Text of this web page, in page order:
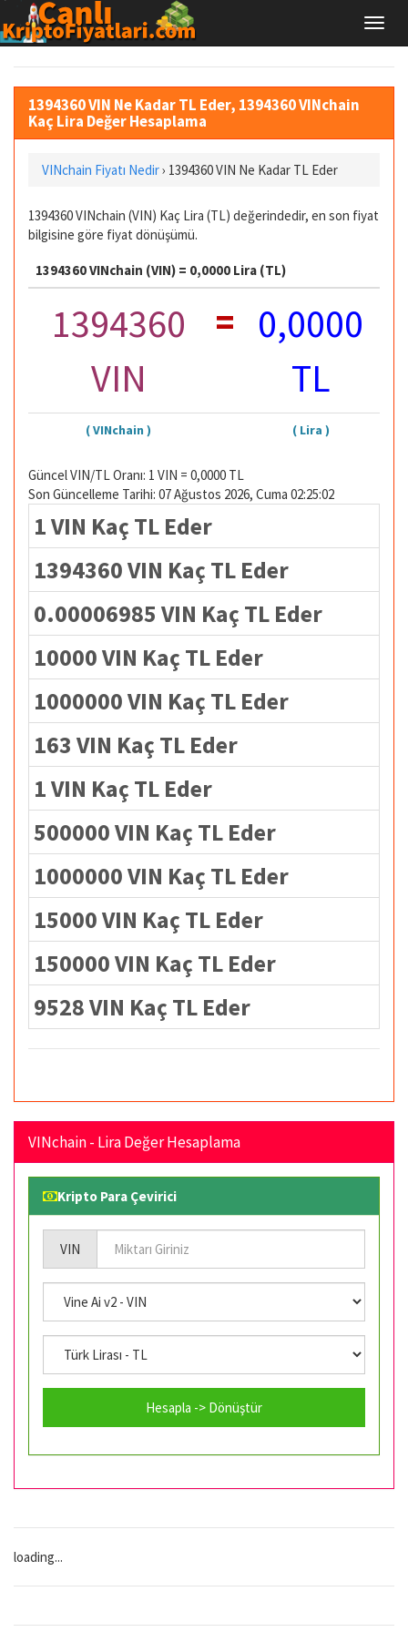
1394360 VIN Ne Kadar TL Eder, 1394360 VINchain
Kaç Lira Değer Hesaplama
VINchain Fiyatı Nedir› 1394360 VIN Ne Kadar TL Eder
1394360 VINchain (VIN) Kaç Lira (TL) değerindedir, en son fiyat
bilgisine göre fiyat dönüşümü.
1394360 VINchain (VIN) = 0,0000 Lira (TL)
1394360
VIN
= 0,0000
TL
( VINchain ) ( Lira )
Güncel VIN/TL Oranı: 1 VIN = 0,0000 TL
Son Güncelleme Tarihi: 07 Ağustos 2026, Cuma 02:25:02
1 VIN Kaç TL Eder
1394360 VIN Kaç TL Eder
0.00006985 VIN Kaç TL Eder
10000 VIN Kaç TL Eder
1000000 VIN Kaç TL Eder
163 VIN Kaç TL Eder
1 VIN Kaç TL Eder
500000 VIN Kaç TL Eder
1000000 VIN Kaç TL Eder
15000 VIN Kaç TL Eder
150000 VIN Kaç TL Eder
9528 VIN Kaç TL Eder
VINchain - Lira Değer Hesaplama
Kripto Para Çevirici
VIN
Hesapla -> Dönüştür
loading...